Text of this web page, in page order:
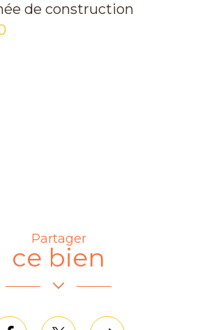
de construction
Leaflet|© OpenStreetMap
Partager
ce bien